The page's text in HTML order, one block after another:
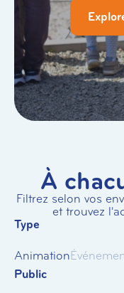
À
Filtrez selon vos
et trouvez
Type
Animation
Public